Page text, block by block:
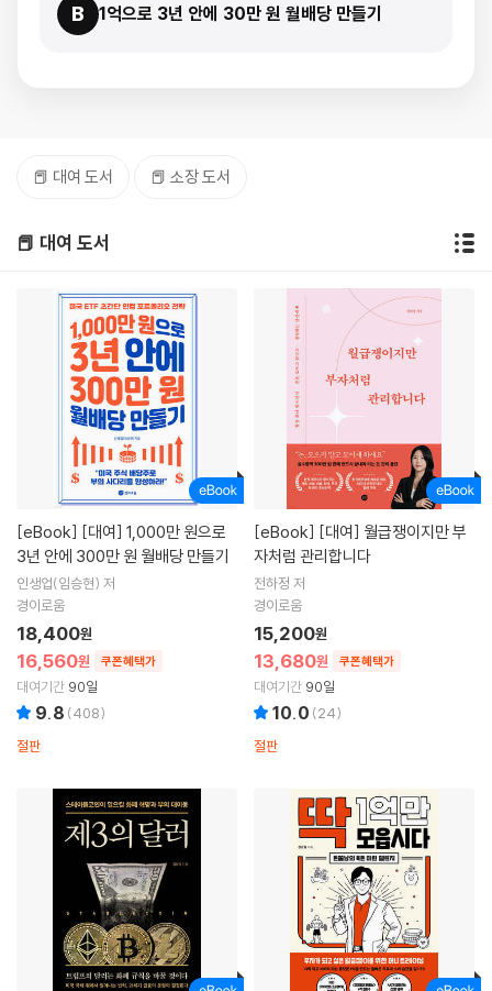
B 1억으로 3년 안에 30만 원 월배당 만들기
📕 대여 도서 📕 소장 도서
📕 대여 도서
[eBook]
3년 안에 300만 원 월배당 만들기
인생업(임승현) 저
경이로움
16,560원 쿠폰혜택가
18,400원
대여기간 90일
9.8 (408)
절판
[eBook]
자처럼 관리합니다
전하정 저
경이로움
13,680원 쿠폰혜택가
15,200원
대여기간 90일
10.0 (24)
절판